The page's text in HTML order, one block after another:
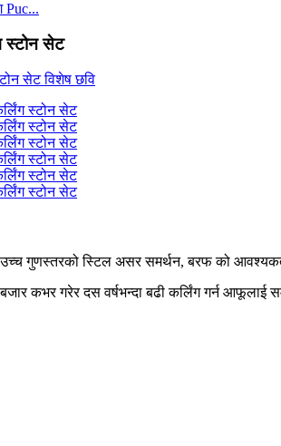
Puc...
स्टोन सेट
उच्च गुणस्तरको स्टिल असर समर्थन, बरफ को
कभर गरेर दस वर्षभन्दा बढी कर्लिंग गर्न आफूलाई